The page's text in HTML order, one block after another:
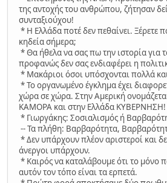
της αντοχής του ανθρώπου, ζήτησαν
συνταξιούχου!
* Η Ελλάδα ποτέ δεν πεθαίνει. Ξέρετε
κηδεία σήμερα;
* Θα ήθελα να σας πω την ιστορία για
προφανώς δεν σας ενδιαφέρει η
* Mακάριοι όσοι υπόσχονται πολλά
* Το οργανωμένο έγκλημα έχει
χώρα σε χώρα. Στην Αμερική
ΚΑΜΟΡΑ και στην Ελλάδα ΚΥΒΕΡΝΗΣΗ!
* Γιωργάκης: Σοσιαλισμός ή
-- Τα πλήθη: Βαρβαρότητα,
* Δεν υπάρχουν πλέον αριστεροί και
άνεργοι υπάρχουν.
* Καιρός να καταλάβουμε ότι το μόνο
αυτόν τον τόπο είναι τα ερπετά.